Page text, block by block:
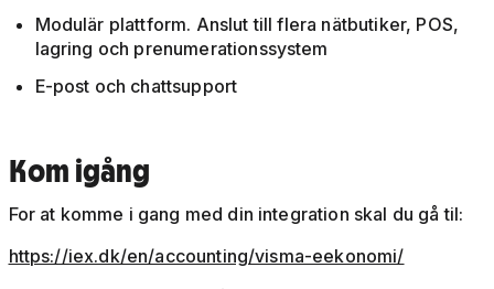
Modulär plattform. Anslut till flera nätbutiker, POS,
lagring och prenumerationssystem
E-post och chattsupport
Kom igång
For at komme i gang med din integration skal du gå til:
https://iex.dk/en/accounting/visma-eekonomi/